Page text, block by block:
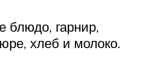
блюдо, гарнир,
хлеб и молоко.